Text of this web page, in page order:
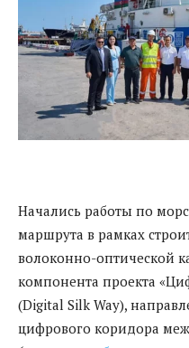
Начались работы по
маршрута в рамках
волоконно-оптической
компонента проекта
(Digital Silk Way),
цифрового коридора